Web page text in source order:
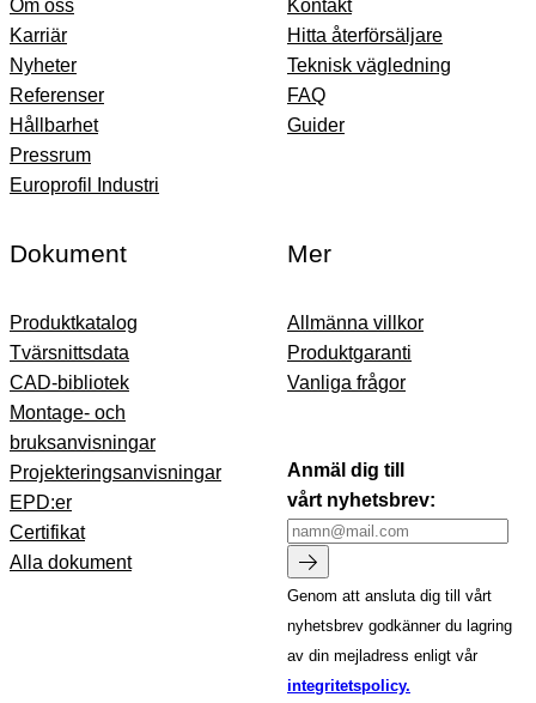
Om oss
Karriär
Nyheter
Referenser
Hållbarhet
Pressrum
Europrofil Industri
Kontakt
Hitta återförsäljare
Teknisk vägledning
FAQ
Guider
Dokument
Produktkatalog
Tvärsnittsdata
CAD-bibliotek
Montage- och
bruksanvisningar
Projekteringsanvisningar
EPD:er
Certifikat
Alla dokument
Mer
Allmänna villkor
Produktgaranti
Vanliga frågor
Anmäl dig till
vårt nyhetsbrev:
Genom att ansluta dig till vårt
nyhetsbrev godkänner du lagring
av din mejladress enligt vår
integritetspolicy.